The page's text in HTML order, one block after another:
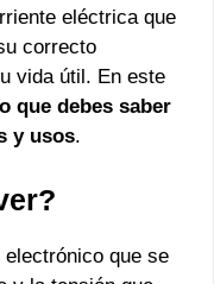
eléctrica que
correcto
vida útil. En este
que debes saber
y usos.
que se